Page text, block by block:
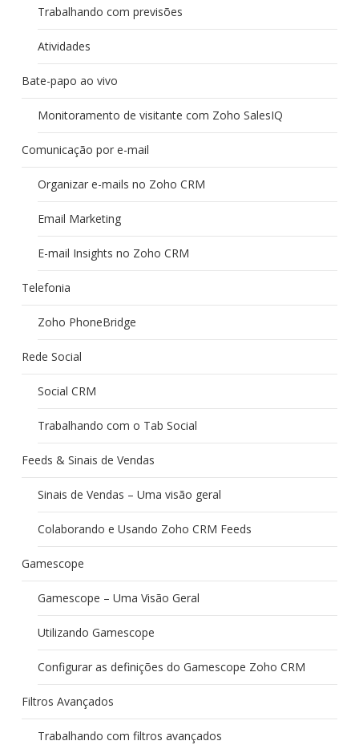
Trabalhando com previsões
Atividades
Bate-papo ao vivo
Monitoramento de visitante com Zoho SalesIQ
Comunicação por e-mail
Organizar e-mails no Zoho CRM
Email Marketing
E-mail Insights no Zoho CRM
Telefonia
Zoho PhoneBridge
Rede Social
Social CRM
Trabalhando com o Tab Social
Feeds & Sinais de Vendas
Sinais de Vendas – Uma visão geral
Colaborando e Usando Zoho CRM Feeds
Gamescope
Gamescope – Uma Visão Geral
Utilizando Gamescope
Configurar as definições do Gamescope Zoho CRM
Filtros Avançados
Trabalhando com filtros avançados